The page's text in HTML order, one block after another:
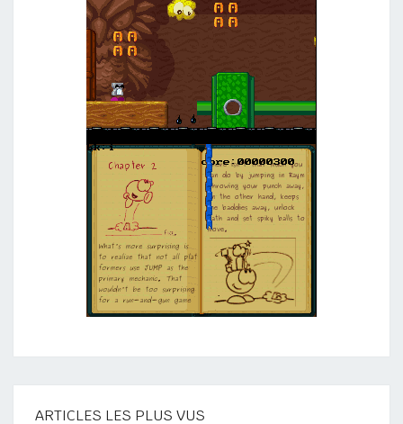
ARTICLES LES PLUS VUS